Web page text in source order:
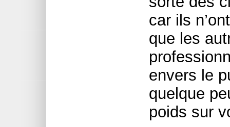
car ils
que les
envers le
quelque
poids sur